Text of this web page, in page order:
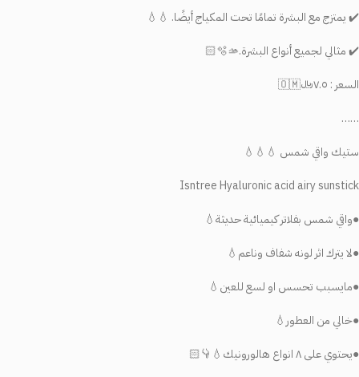
✔️ يمتزج مع البشرة تمامًا تحت المكياج أيضًا. 💧💧
✔️ مثالي لجميع أنواع البشرة.🫧🫴🏻
السعر : ٧.٥﷼🇴🇲
……
ستيك واقي شمس 💧💧💧
Isntree Hyaluronic acid airy sunstick
●واقي شمس بفلاتر كيميائية حديثة💧
●لا يترك اثر لونه شفاف وناعم💧
●مايسبب تحسس او لسع للعين💧
●خالي من العطور💧
●يحتوي على ٨ انواع هالورونيك💧👇🏻